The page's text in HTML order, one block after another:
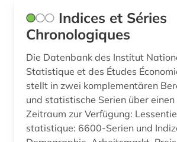
aufsätze (1)
august wilhelm iffland (1)
auktion (1)
auktionshaus (2)
Indices et Séries
Chronologiques
Die Datenbank des Institut
Statistique et des Études
stellt in zwei komplementären
und statistische Serien über
Zeitraum zur Verfügung:
statistique: 6600-Serien und